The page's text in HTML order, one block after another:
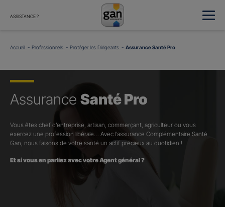
ASSISTANCE ?
Accueil Professionnels Protéger les Dirigeants Assurance Santé Pro
Assurance Santé Pro
Vous êtes chef d’entreprise, artisan, commerçant, agriculteur ou vous
exercez une profession libérale… Avec l’assurance Complémentaire Santé
Gan, nous faisons de votre santé un actif précieux au quotidien !
Et si vous en parliez avec votre Agent général ?